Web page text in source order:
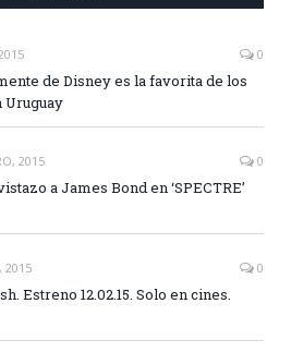
0
de Disney es la favorita de los
Uruguay
2015 0
a James Bond en ‘SPECTRE’
2015 0
Estreno 12.02.15. Solo en cines.